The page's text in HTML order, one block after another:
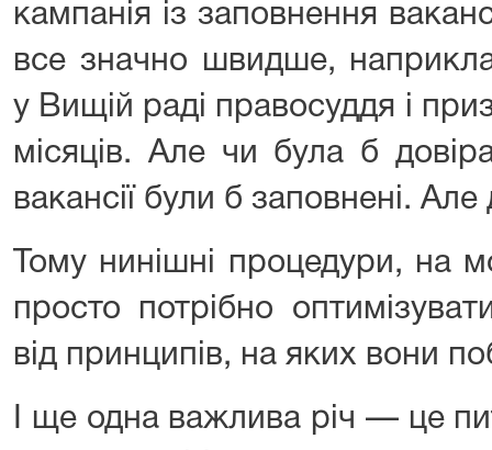
кампанія із заповнення
все значно швидше,
у Вищій раді правосуддя і
місяців. Але чи була б
вакансії були б заповнені.
Тому нинішні процедури, на
просто потрібно
від принципів, на яких вони
І ще одна важлива річ — це